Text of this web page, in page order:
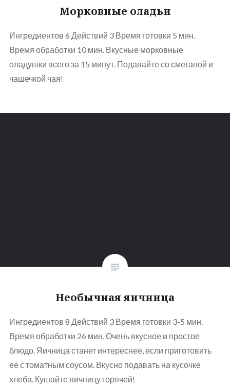
Морковные оладьи
Ингредиентов 6 Действий 3 Время готовки 5 мин.
Время обработки 10 мин. Вкусные морковные
оладушки всего за 15 минут. Подавайте со сметаной и
чашечкой чая!
Необычная яичница
Ингредиентов 8 Действий 3 Время готовки 3-5 мин.
Время обработки 26 мин. Очень вкусное и простое
блюдо. Яичница станет интереснее, если приготовить
ее с томатным соусом. Вкусно подавать на кусочке
хлеба. Кушайте яичницу горячей!